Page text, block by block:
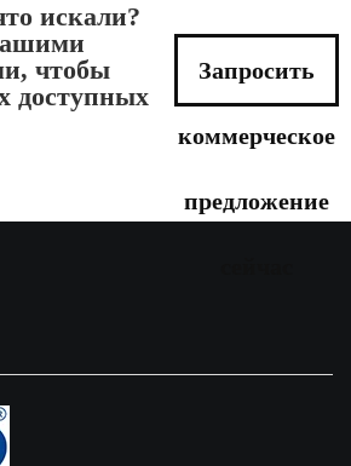
искали?
чтобы
доступных
Запросить
коммерческое
предложение